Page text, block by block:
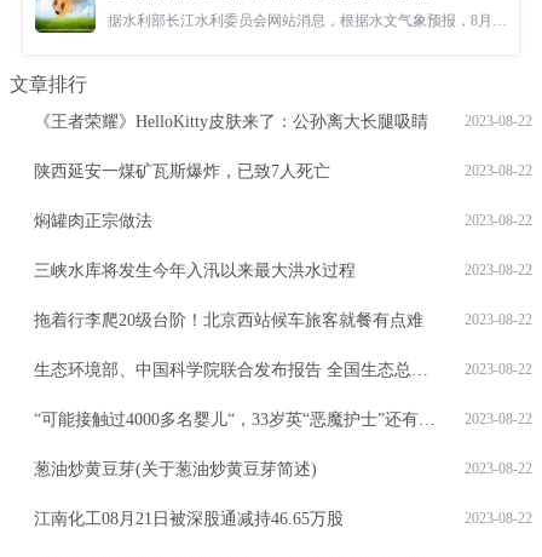
文章排行
2023-08-22
《王者荣耀》HelloKitty皮肤来了：公孙离大长腿吸睛
2023-08-22
陕西延安一煤矿瓦斯爆炸，已致7人死亡
2023-08-22
焖罐肉正宗做法
2023-08-22
三峡水库将发生今年入汛以来最大洪水过程
2023-08-22
拖着行李爬20级台阶！北京西站候车旅客就餐有点难
2023-08-22
生态环境部、中国科学院联合发布报告 全国生态总体稳中向好
2023-08-22
“可能接触过4000多名婴儿“，33岁英“恶魔护士”还有惊人罪行！
2023-08-22
葱油炒黄豆芽(关于葱油炒黄豆芽简述)
2023-08-22
江南化工08月21日被深股通减持46.65万股